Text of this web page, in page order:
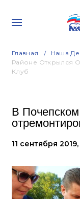
Главная Наша
Районе Открылся
Клуб
В
11 сентября 2019,